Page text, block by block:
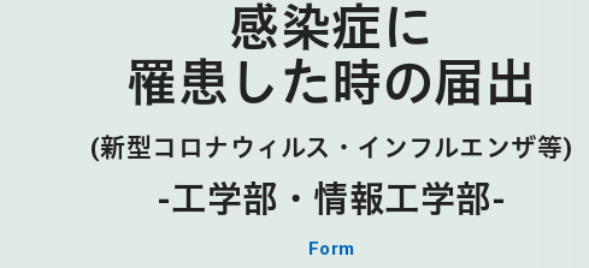
感染症に
罹患した時の届出
(新型コロナウィルス・インフルエンザ等)
-工学部・情報工学部-
Form